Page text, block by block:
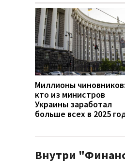
Миллионы чиновников:
кто из министров
Украины заработал
больше всех в 2025
Внутри